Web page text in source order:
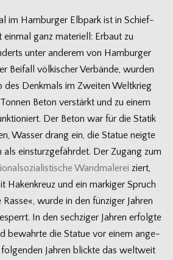
im Ham­bur­ger Elb­park ist in Schief­
ein­mal ganz mate­ri­ell: Erbaut zu
unter ande­rem von Ham­bur­ger
Bei­fall völ­ki­scher Ver­bände, wur­den
des Denk­mals im Zwei­ten Welt­krieg
Beton ver­stärkt und zu einem
Der Beton war für die Sta­tik
Was­ser drang ein, die Sta­tue neigte
ein­sturz­ge­fähr­det. Der Zugang zum
Wand­ma­le­rei ziert,
Haken­kreuz und ein mar­ki­ger Spruch
wurde in den fünz­i­ger Jah­ren
In den sech­zi­ger Jah­ren erfolgte
bewahrte die Sta­tue vor einem ange­
Jah­ren blickte das welt­weit